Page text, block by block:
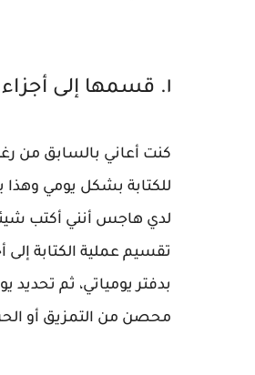
١. قسمها إلى أجزاء
كنت أعاني بالسابق من
للكتابة بشكل يومي وهذا
لدي هاجس أنني أكتب
تقسيم عملية الكتابة
بدفتر يومياتي، ثم
محصن من التمزيق أو